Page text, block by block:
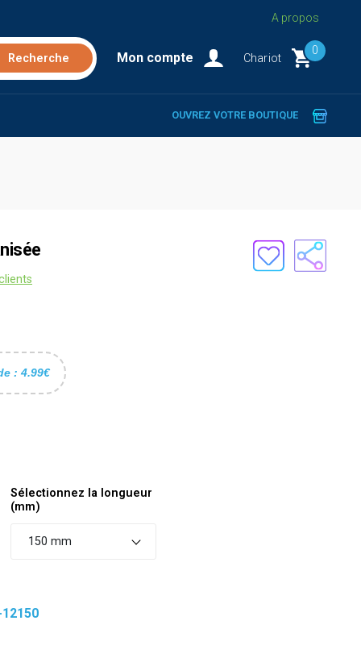
A propos
Mon compte Chariot
0
OUVREZ VOTRE BOUTIQUE
: 4.99€
Sélectionnez la longueur
(mm)
150 mm